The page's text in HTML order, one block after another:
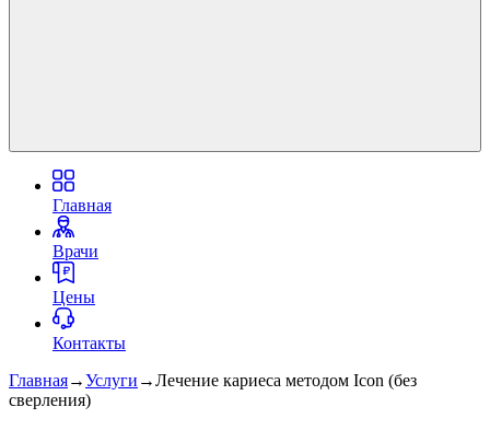
Главная
Врачи
Цены
Контакты
Главная→Услуги →Лечение кариеса методом Icon (без
сверления)